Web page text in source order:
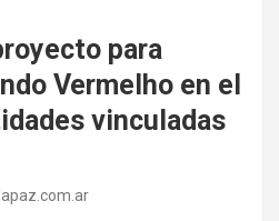
para
Vermelho en el
vinculadas